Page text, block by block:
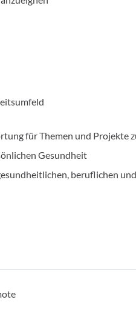
für Themen und Projekte
Gesundheit
beruflichen